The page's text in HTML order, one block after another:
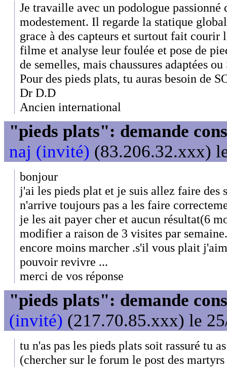
Je travaille avec un podologue passionné
modestement. Il regarde la statique
grace à des capteurs et surtout fait courir
filme et analyse leur foulée et pose de
de semelles, mais chaussures adaptées ou
Pour des pieds plats, tu auras besoin de
Dr D.D
Ancien international
"pieds plats": demande
naj (invité) (83.206.32.xxx)
bonjour
j'ai les pieds plat et je suis allez faire des
n'arrive toujours pas a les faire
je les ait payer cher et aucun résultat(6
modifier a raison de 3 visites par
encore moins marcher .s'il vous plait
pouvoir revivre ...
merci de vos réponse
"pieds plats": demande
(invité) (217.70.85.xxx) le
tu n'as pas les pieds plats soit rassuré tu
(chercher sur le forum le post des